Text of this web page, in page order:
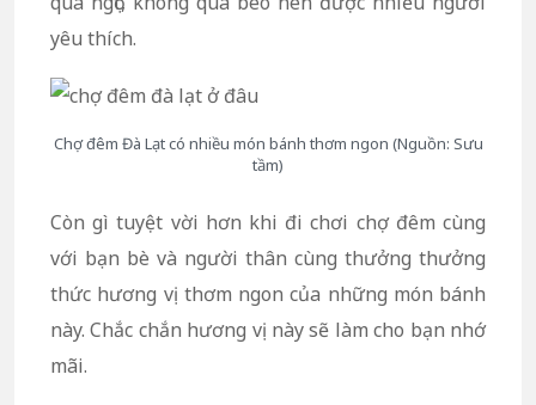
yêu thích.
Chợ đêm Đà Lạt có nhiều món bánh thơm ngon (Nguồn: Sưu
tầm)
Còn gì tuyệt vời hơn khi đi chơi chợ đêm cùng
với bạn bè và người thân cùng thưởng thưởng
thức hương vị thơm ngon của những món bánh
này. Chắc chắn hương vị này sẽ làm cho bạn nhớ
mãi.